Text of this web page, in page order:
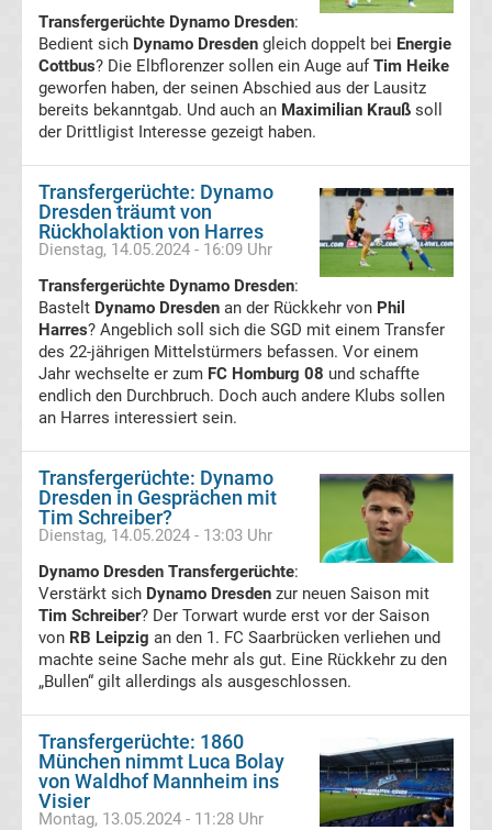
Tabelle
Serie
A
Ergebnisse
Serie
A
Tabelle
Transfergerüchte
Transfergerüchte
Deutschland
Transfergerüchte
England
Transfergerüchte
Transfergerüchte
Transfergerüchte Dynamo Dresden:
Bedient sich Dynamo Dresden gleich doppelt bei Energie
Cottbus? Die Elbflorenzer sollen ein Auge aufTim Heike
geworfen haben, der seinen Abschied aus der Lausitz
bereits bekanntgab. Und auch an Maximilian Krauß soll
der Drittligist Interesse gezeigt haben.
Transfergerüchte: Dynamo
Dresden träumt von
Rückholaktion von Harres
Dienstag, 14.05.2024 - 16:09 Uhr
Transfergerüchte Dynamo Dresden:
Bastelt Dynamo Dresden an der Rückkehr von Phil
Harres? Angeblich soll sich die SGD mit einem Transfer
des 22-jährigen Mittelstürmers befassen. Vor einem
Jahr wechselte er zum FC Homburg 08 und schaffte
endlich den Durchbruch. Doch auch andere Klubs sollen
an Harres interessiert sein.
Transfergerüchte: Dynamo
Dresden in Gesprächen mit
Tim Schreiber?
Dienstag, 14.05.2024 - 13:03 Uhr
Dynamo Dresden Transfergerüchte:
Verstärkt sich Dynamo Dresden zur neuen Saison mit
Tim Schreiber? Der Torwart wurde erst vor der Saison
von RB Leipzig an den 1. FC Saarbrücken verliehen und
machte seine Sache mehr als gut. Eine Rückkehr zu den
„Bullen“ gilt allerdings als ausgeschlossen.
Transfergerüchte: 1860
München nimmt Luca Bolay
von Waldhof Mannheim ins
Visier
Montag, 13.05.2024 - 11:28 Uhr